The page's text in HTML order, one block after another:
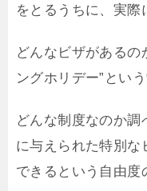
をとるうちに、実際
どんなビザがあるの
ングホリデー”とい
どんな制度なのか
に与えられた特別な
できるという自由度